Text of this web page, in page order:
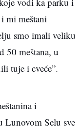
mi meštani
smo imali veliku
50 meštana, u
tuje i cveće”.
i
Lunovom Selu sve